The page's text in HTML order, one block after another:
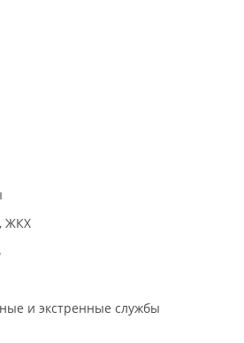
ЖКХ
и экстренные службы